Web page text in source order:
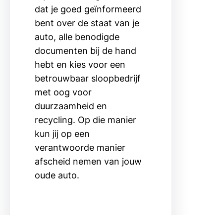
dat je goed geïnformeerd
bent over de staat van je
auto, alle benodigde
documenten bij de hand
hebt en kies voor een
betrouwbaar sloopbedrijf
met oog voor
duurzaamheid en
recycling. Op die manier
kun jij op een
verantwoorde manier
afscheid nemen van jouw
oude auto.